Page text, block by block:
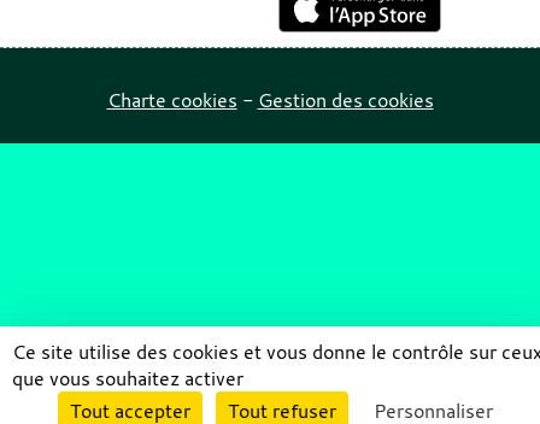
Charte cookies Gestion des cookies
Envie de participer ? Connexion
Ce site utilise des cookies et vous donne le contrôle sur
que vous souhaitez activer
Tout accepter
Tout refuser Personnaliser